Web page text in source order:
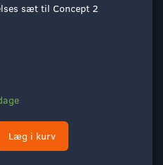
sæt til Concept 2
Læg i kurv